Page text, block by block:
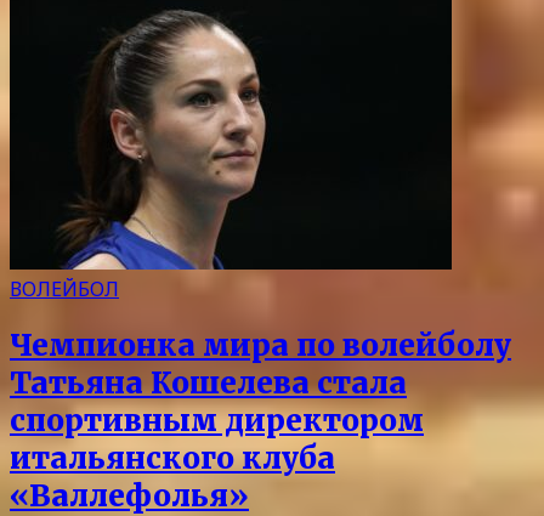
ВОЛЕЙБОЛ
Чемпионка мира по волейболу
Татьяна Кошелева стала
спортивным директором
итальянского клуба
«Валлефолья»